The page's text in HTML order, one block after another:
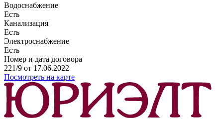
Водоснабжение
Есть
Канализация
Есть
Электроснабжение
Есть
Номер и дата договора
221/9 от 17.06.2022
Посмотреть на карте